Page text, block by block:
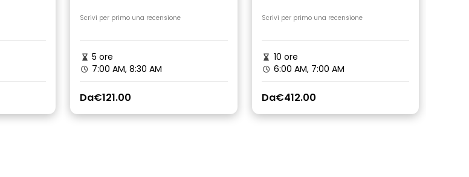
Scrivi per primo una recensione
5 ore
7:00 AM, 8:30 AM
Da€121.00
Scrivi per primo una recensione
10 ore
6:00 AM, 7:00 AM
Da€412.00